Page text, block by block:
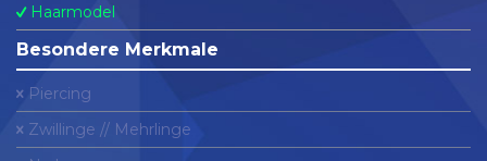
Haarmodel
Besondere Merkmale
Piercing
Zwillinge // Mehrlinge